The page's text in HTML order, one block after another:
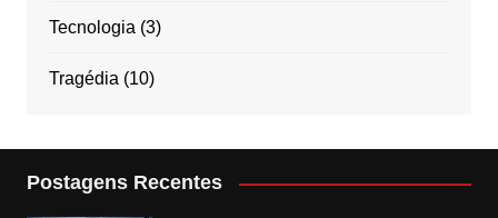
Tecnologia (3)
Tragédia (10)
Postagens Recentes